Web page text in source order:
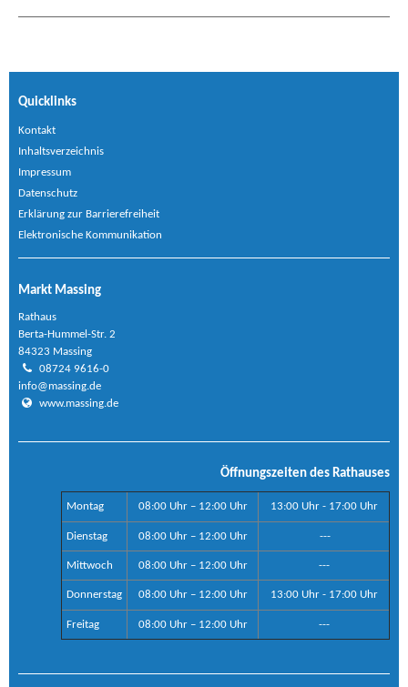
Quicklinks
Kontakt
Inhaltsverzeichnis
Impressum
Datenschutz
Erklärung zur Barrierefreiheit
Elektronische Kommunikation
Markt Massing
Rathaus
Berta-Hummel-Str. 2
84323 Massing
08724 9616-0
info@massing.de
www.massing.de
Öffnungszeiten des Rathauses
Montag 08:00 Uhr – 12:00 Uhr 13:00 Uhr - 17:00 Uhr
Dienstag 08:00 Uhr – 12:00 Uhr ---
Mittwoch 08:00 Uhr – 12:00 Uhr ---
Donnerstag 08:00 Uhr – 12:00 Uhr 13:00 Uhr - 17:00 Uhr
Freitag 08:00 Uhr – 12:00 Uhr ---